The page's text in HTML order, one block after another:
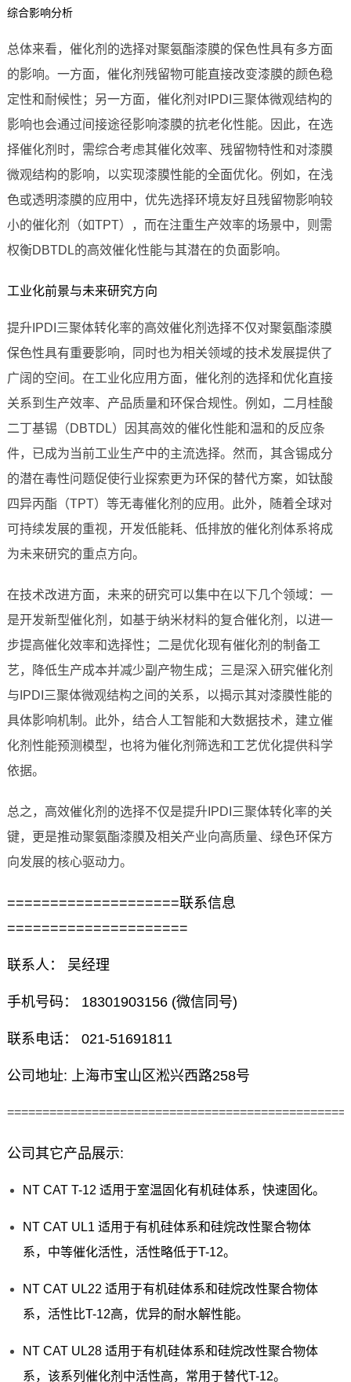
综合影响分析
总体来看，催化剂的选择对聚氨酯漆膜的保色性具有多方面
的影响。一方面，催化剂残留物可能直接改变漆膜的颜色稳
定性和耐候性；另一方面，催化剂对IPDI三聚体微观结构的
影响也会通过间接途径影响漆膜的抗老化性能。因此，在选
择催化剂时，需综合考虑其催化效率、残留物特性和对漆膜
微观结构的影响，以实现漆膜性能的全面优化。例如，在浅
色或透明漆膜的应用中，优先选择环境友好且残留物影响较
小的催化剂（如TPT），而在注重生产效率的场景中，则需
权衡DBTDL的高效催化性能与其潜在的负面影响。
工业化前景与未来研究方向
提升IPDI三聚体转化率的高效催化剂选择不仅对聚氨酯漆膜
保色性具有重要影响，同时也为相关领域的技术发展提供了
广阔的空间。在工业化应用方面，催化剂的选择和优化直接
关系到生产效率、产品质量和环保合规性。例如，二月桂酸
二丁基锡（DBTDL）因其高效的催化性能和温和的反应条
件，已成为当前工业生产中的主流选择。然而，其含锡成分
的潜在毒性问题促使行业探索更为环保的替代方案，如钛酸
四异丙酯（TPT）等无毒催化剂的应用。此外，随着全球对
可持续发展的重视，开发低能耗、低排放的催化剂体系将成
为未来研究的重点方向。
在技术改进方面，未来的研究可以集中在以下几个领域：一
是开发新型催化剂，如基于纳米材料的复合催化剂，以进一
步提高催化效率和选择性；二是优化现有催化剂的制备工
艺，降低生产成本并减少副产物生成；三是深入研究催化剂
与IPDI三聚体微观结构之间的关系，以揭示其对漆膜性能的
具体影响机制。此外，结合人工智能和大数据技术，建立催
化剂性能预测模型，也将为催化剂筛选和工艺优化提供科学
依据。
总之，高效催化剂的选择不仅是提升IPDI三聚体转化率的关
键，更是推动聚氨酯漆膜及相关产业向高质量、绿色环保方
向发展的核心驱动力。
====================联系信息
=====================
联系人： 吴经理
手机号码： 18301903156 (微信同号)
联系电话： 021-51691811
公司地址: 上海市宝山区淞兴西路258号
公司其它产品展示:
NT CAT T-12 适用于室温固化有机硅体系，快速固化。
NT CAT UL1 适用于有机硅体系和硅烷改性聚合物体
系，中等催化活性，活性略低于T-12。
NT CAT UL22 适用于有机硅体系和硅烷改性聚合物体
系，活性比T-12高，优异的耐水解性能。
NT CAT UL28 适用于有机硅体系和硅烷改性聚合物体
系，该系列催化剂中活性高，常用于替代T-12。